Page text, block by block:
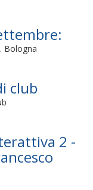
Bologna
club
2 -